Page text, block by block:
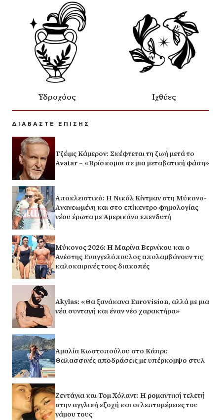
Υδροχόος Ιχθύες
ΔΙΑΒΑΣΤΕ ΕΠΙΣΗΣ
Τζέιμς Κάμερον: Σκέφτεται τη ζωή μετά το
Avatar – «Βρίσκομαι σε μια μεταβατική φάση»
Αποκλειστικό: Η Νικόλ Κίντμαν στη Μύκονο-
Aνανεωμένη και στο επίκεντρο φημολογίας
νέου έρωτα με Αμερικάνο επενδυτή
Μύκονος 2026: Η Μαρίνα Βερνίκου και ο
Ανέστης Ευαγγελόπουλος απολαμβάνουν τις
καλοκαιρινές τους διακοπές
Akylas: «Θα ξανάκανα Eurovision, αλλά με μια
νέα συνταγή και έναν νέο χαρακτήρα»
Αμαλία Κωστοπούλου στο Κάπρι:
Θαλασσινές αποδράσεις με υπέρκομψο στυλ
Ζεντάγια και Τομ Χόλαντ: Η ρομαντική τελετή
στην αγγλική εξοχή και οι λεπτομέρειες του
γάμου τους